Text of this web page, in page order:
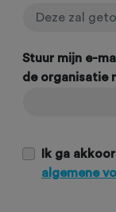
Stuur mijn e-
de organisatie
Ik ga
algemene